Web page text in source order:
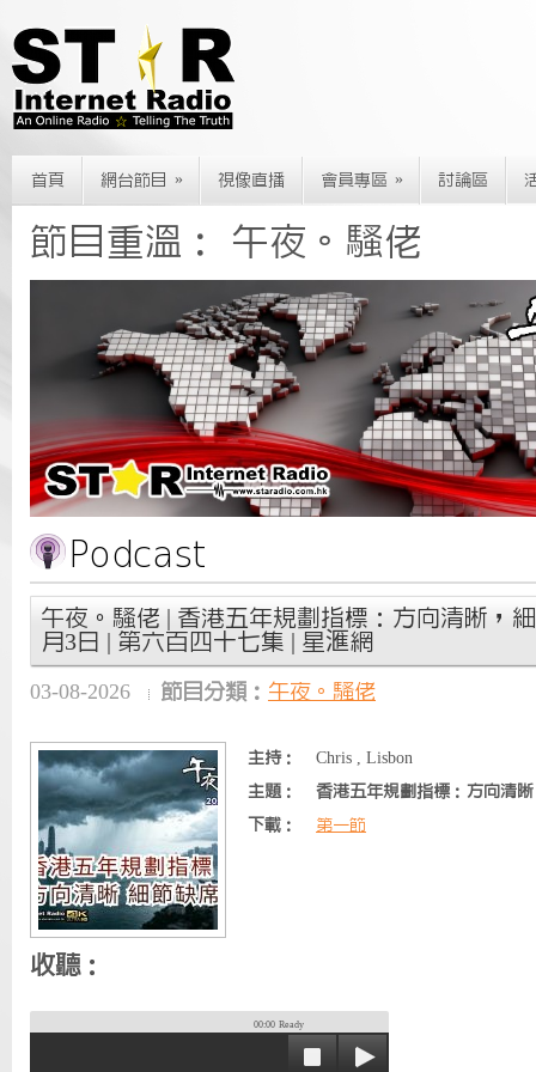
首頁 網台節目 » 視像直播 會員專區 » 討論區
節目重溫： 午夜。騷佬
午夜。騷佬 | 香港五年規劃指標：方向清晰，
月3日 | 第六百四十七集 | 星滙網
03-08-2026 節目分類： 午夜。騷佬
主持：
Chris , Lisbon
主題：
香港五年規劃指標：方向清
下載：
第一節
收聽：
00:00 Ready